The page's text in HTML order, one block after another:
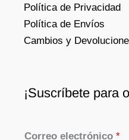
Política de Privacidad
Política de Envíos
Cambios y
¡Suscríbete para
Correo electrónico *